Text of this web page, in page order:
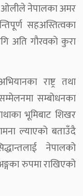
ओलीले नेपालका अमर
सहअस्तित्वका
अति गौरवको कुरा
राष्ट्र तथा
सम्बोधनका
भूमिबाट शिखर
ल्याएको बताउँदै
नेपालको
रुपमा राखिएको